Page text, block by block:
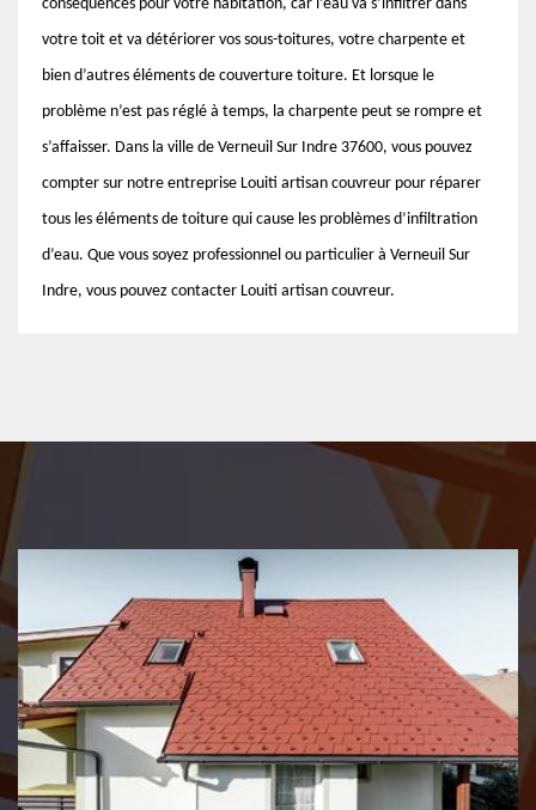
conséquences pour votre habitation, car l’eau va s’infiltrer dans
votre toit et va détériorer vos sous-toitures, votre charpente et
bien d’autres éléments de couverture toiture. Et lorsque le
problème n’est pas réglé à temps, la charpente peut se rompre et
s’affaisser. Dans la ville de Verneuil Sur Indre 37600, vous pouvez
compter sur notre entreprise Louiti artisan couvreur pour réparer
tous les éléments de toiture qui cause les problèmes d’infiltration
d’eau. Que vous soyez professionnel ou particulier à Verneuil Sur
Indre, vous pouvez contacter Louiti artisan couvreur.